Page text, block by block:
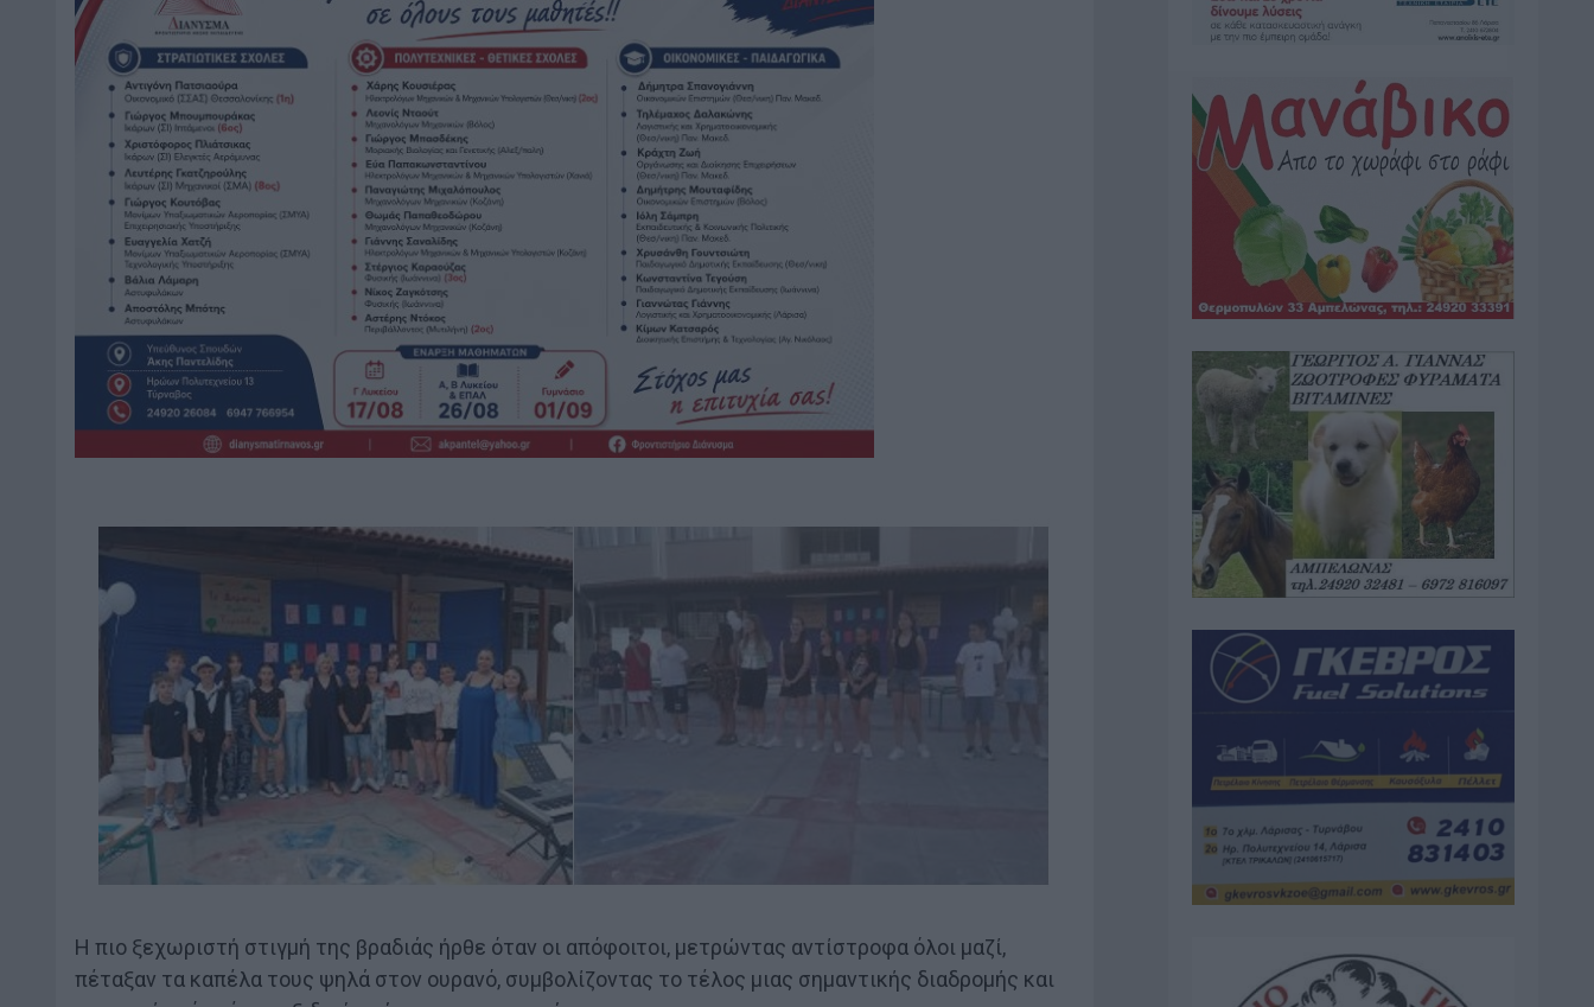
Η πιο ξεχωριστή στιγμή της βραδιάς ήρθε όταν οι απόφοιτοι, μετρώντας αντίστροφα όλοι μαζί,
πέταξαν τα καπέλα τους ψηλά στον ουρανό, συμβολίζοντας το τέλος μιας σημαντικής διαδρομής και